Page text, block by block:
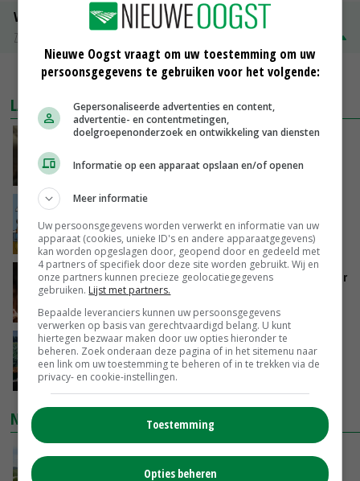
Volle melkpoeder
Zuivel NL
MEER MARKTPRIJZEN
LAATSTE NIEUWS
‘Samenwerking A-ware en Amalthea gaat
GISTEREN, 16:01
groot: Nederland in Europese top
GISTEREN, 15:33
Vlaamse varkensstapel krimpt, pluimveesector
groeit door schaalvergroting
GISTEREN, 15:20
‘Cijfer jezelf niet weg en doe vooral ook waar
je gelukkig van wordt’
GISTEREN, 13:31
NIEUWSTE VIDEO'S
POAH!: John Deere 7730
Nieuwe Oogst vraagt om uw toestemming om uw
persoonsgegevens te gebruiken voor het volgende:
Gepersonaliseerde advertenties en content,
advertentie- en contentmetingen,
doelgroepenonderzoek en ontwikkeling van diensten
Informatie op een apparaat opslaan en/of openen
Meer informatie
Uw persoonsgegevens worden verwerkt en informatie van uw
apparaat (cookies, unieke ID's en andere apparaatgegevens)
kan worden opgeslagen door, geopend door en gedeeld met
4 partners of specifiek door deze site worden gebruikt. Wij en
onze partners kunnen precieze geolocatiegegevens
gebruiken. Lijst met partners.
Bepaalde leveranciers kunnen uw persoonsgegevens
verwerken op basis van gerechtvaardigd belang. U kunt
hiertegen bezwaar maken door uw opties hieronder te
beheren. Zoek onderaan deze pagina of in het sitemenu naar
een link om uw toestemming te beheren of in te trekken via de
privacy- en cookie-instellingen.
Toestemming
Opties beheren